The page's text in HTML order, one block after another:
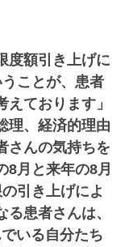
度額引き上げに
ことが、患者
ております」
理、経済的理由
さんの気持ちを
8月と来年の8月
引き上げによ
患者さんは、
いる自分たち